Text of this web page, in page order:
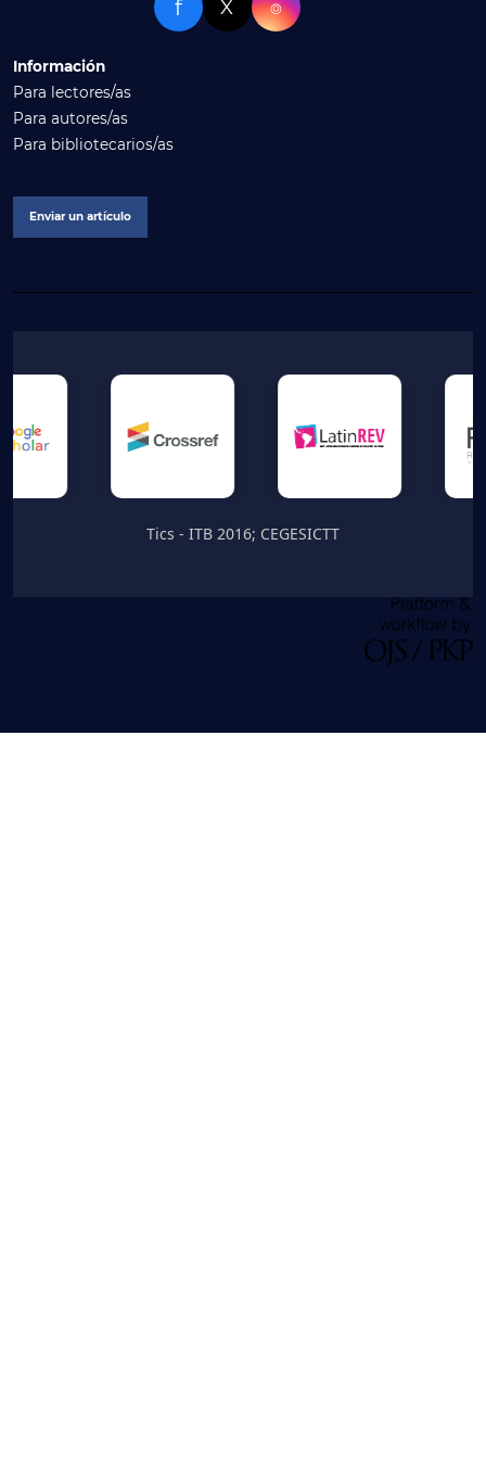
f X ⌾
Información
Para lectores/as
Para autores/as
Para bibliotecarios/as
Enviar un artículo
Tics - ITB 2016; CEGESICTT